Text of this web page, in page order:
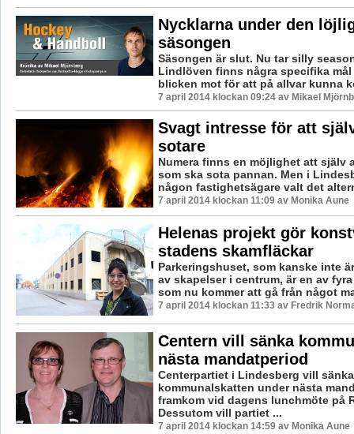
Nycklarna under den
säsongen
Säsongen är slut. Nu tar silly
Lindlöven finns några specifika
blicken mot för att på allvar kunna
7 april 2014 klockan 09:24 av Mikael
Svagt intresse för att
sotare
Numera finns en möjlighet att själv
som ska sota pannan. Men i
någon fastighetsägare valt det
7 april 2014 klockan 11:09 av Monika Aune
Helenas projekt gör
stadens skamfläckar
Parkeringshuset, som kanske inte
av skapelser i centrum, är en av
som nu kommer att gå från något
7 april 2014 klockan 11:33 av Fredrik
Centern vill sänka
nästa mandatperiod
Centerpartiet i Lindesberg vill sänka
kommunalskatten under nästa
framkom vid dagens lunchmöte på
Dessutom vill partiet ...
7 april 2014 klockan 14:59 av Monika Aune